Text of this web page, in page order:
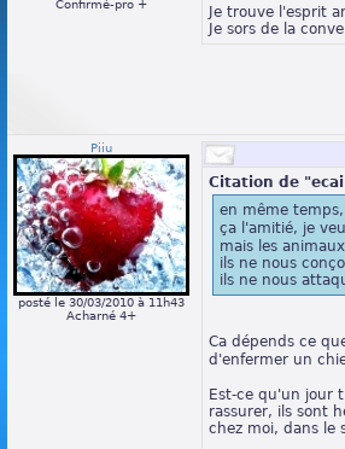
Confirmé-pro +
Je trouve l'esprit
Je sors de la
Piiu
posté le 30/03/2010 à 11h43
Acharné 4+
Citation de
en même
ça l'amitié, je
mais les
ils ne nous
ils ne nous
Ca dépends ce
d'enfermer un
Est-ce qu'un jour
rassurer, ils sont
chez moi, dans le